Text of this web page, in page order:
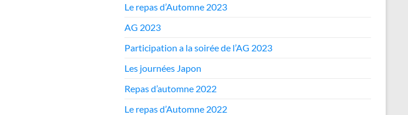
Le repas d’Automne 2023
AG 2023
Participation a la soirée de l’AG 2023
Les journées Japon
Repas d’automne 2022
Le repas d’Automne 2022